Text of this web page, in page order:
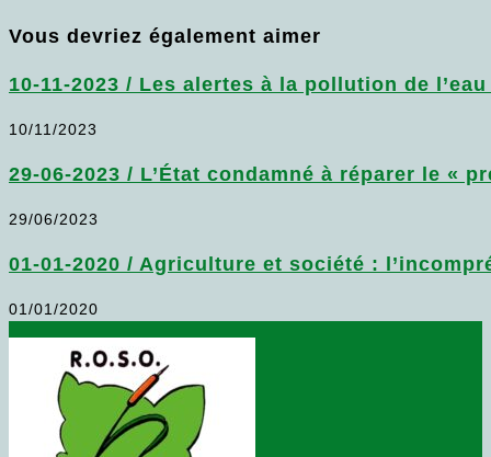
Vous devriez également aimer
10-11-2023 / Les alertes à la pollution de
10/11/2023
29-06-2023 / L’État condamné à réparer le «
29/06/2023
01-01-2020 / Agriculture et société :
01/01/2020